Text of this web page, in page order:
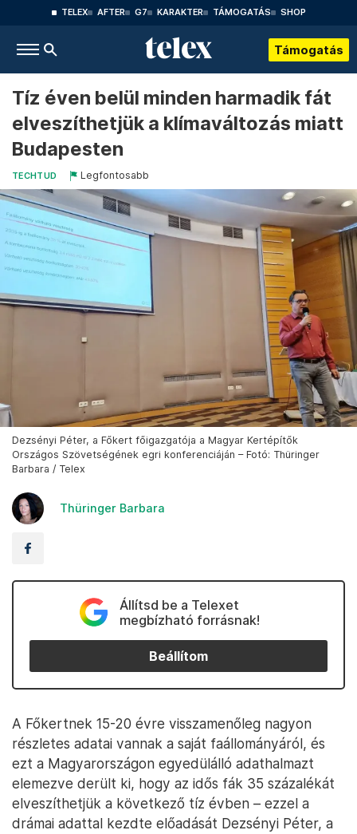
TELEX AFTER G7 KARAKTER TÁMOGATÁS SHOP
Támogatás
Tíz éven belül minden harmadik fát
elveszíthetjük a klímaváltozás miatt
Budapesten
TECHTUD Legfontosabb
Dezsényi Péter, a Főkert főigazgatója a Magyar Kertépítők
Országos Szövetségének egri konferenciáján – Fotó: Thüringer
Barbara / Telex
Thüringer Barbara
Állítsd be a Telexet
megbízható forrásnak!
Beállítom
A Főkertnek 15-20 évre visszamenőleg nagyon
részletes adatai vannak a saját faállományáról, és
ezt a Magyarországon egyedülálló adathalmazt
elemezve derült ki, hogy az idős fák 35 százalékát
elveszíthetjük a következő tíz évben – ezzel a
drámai adattal kezdte előadását Dezsényi Péter, a